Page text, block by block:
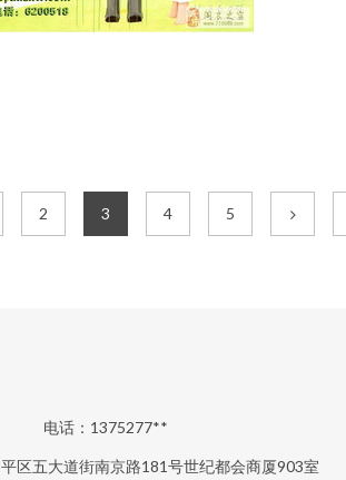
2 3 4 5
电话：1375277**
区五大道街南京路181号世纪都会商厦903室